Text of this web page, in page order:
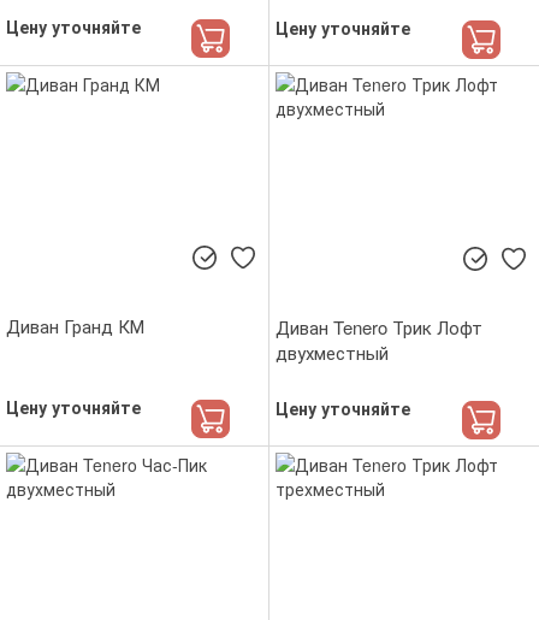
Цену уточняйте Цену уточняйте
Диван Гранд КМ
Цену уточняйте
Диван Tenero Трик Лофт
двухместный
Цену уточняйте